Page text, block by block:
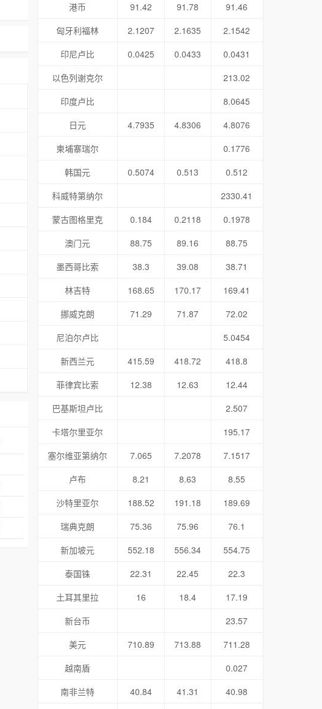
港币
91.42 91.78
91.46
匈牙利福林
2.1207 2.1635
2.1542
印尼卢比
0.0425 0.0433
0.0431
以色列谢克尔
213.02
印度卢比
8.0645
日元
4.7935 4.8306
4.8076
柬埔寨瑞尔
0.1776
韩国元
0.5074 0.513
0.512
科威特第纳尔
2330.41
蒙古图格里克
0.184 0.2118
0.1978
澳门元
88.75 89.16
88.75
墨西哥比索
38.3 39.08
38.71
林吉特
168.65 170.17
169.41
挪威克朗
71.29 71.87
72.02
尼泊尔卢比
5.0454
新西兰元
415.59 418.72
418.8
菲律宾比索
12.38 12.63
12.44
巴基斯坦卢比
2.507
卡塔尔里亚尔
195.17
塞尔维亚第纳尔
7.065 7.2078
7.1517
卢布
8.21 8.63
8.55
沙特里亚尔
188.52 191.18
189.69
瑞典克朗
75.36 75.96
76.1
新加坡元
552.18 556.34
554.75
泰国铢
22.31 22.45
22.3
土耳其里拉
16 18.4
17.19
新台币
23.57
美元
710.89 713.88
711.28
越南盾
0.027
南非兰特
40.84 41.31 40.98